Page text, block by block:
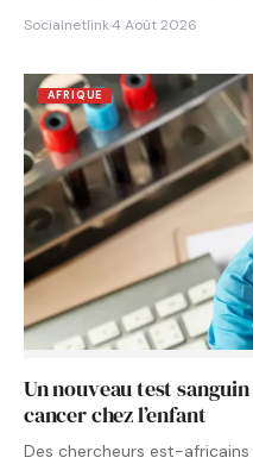
Socialnetlink·4 Août 2026
AFRIQUE
Un nouveau test
cancer chez l’enfant
Des chercheurs est-